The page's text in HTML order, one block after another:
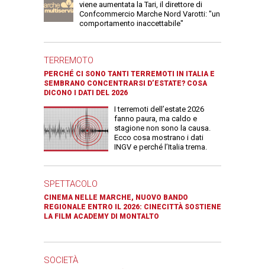
viene aumentata la Tari, il direttore di
Confcommercio Marche Nord Varotti: "un
comportamento inaccettabile"
TERREMOTO
PERCHÉ CI SONO TANTI TERREMOTI IN ITALIA E
SEMBRANO CONCENTRARSI D’ESTATE? COSA
DICONO I DATI DEL 2026
I terremoti dell’estate 2026
fanno paura, ma caldo e
stagione non sono la causa.
Ecco cosa mostrano i dati
INGV e perché l’Italia trema.
SPETTACOLO
CINEMA NELLE MARCHE, NUOVO BANDO
REGIONALE ENTRO IL 2026: CINECITTÀ SOSTIENE
LA FILM ACADEMY DI MONTALTO
SOCIETÀ